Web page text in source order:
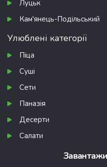
Луцьк
Кам'янець-Подільський
Улюблені категорії
Піца
Суші
Сети
Паназія
Десерти
Салати